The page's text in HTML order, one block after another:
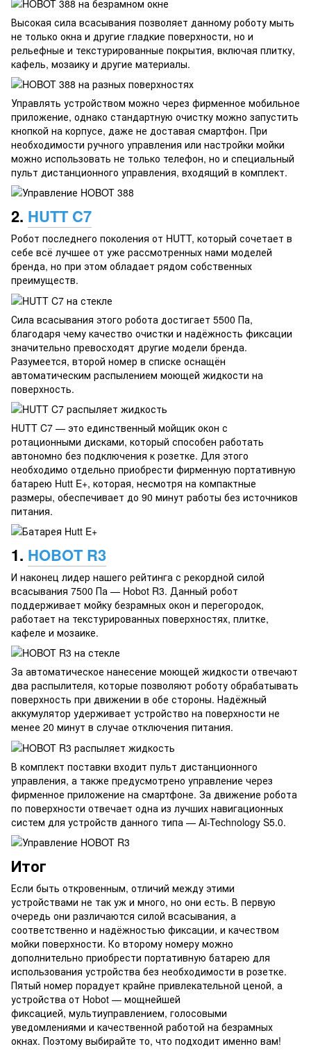
Высокая сила всасывания позволяет данному роботу мыть
не только окна и другие гладкие поверхности, но и
рельефные и текстурированные покрытия, включая плитку,
кафель, мозаику и другие материалы.
Управлять устройством можно через фирменное мобильное
приложение, однако стандартную очистку можно запустить
кнопкой на корпусе, даже не доставая смартфон. При
необходимости ручного управления или настройки мойки
можно использовать не только телефон, но и специальный
пульт дистанционного управления, входящий в комплект.
2. HUTT C7
Робот последнего поколения от HUTT, который сочетает в
себе всё лучшее от уже рассмотренных нами моделей
бренда, но при этом обладает рядом собственных
преимуществ.
Сила всасывания этого робота достигает 5500 Па,
благодаря чему качество очистки и надёжность фиксации
значительно превосходят другие модели бренда.
Разумеется, второй номер в списке оснащён
автоматическим распылением моющей жидкости на
поверхность.
HUTT C7 — это единственный мойщик окон с
ротационными дисками, который способен работать
автономно без подключения к розетке. Для этого
необходимо отдельно приобрести фирменную портативную
батарею Hutt E+, которая, несмотря на компактные
размеры, обеспечивает до 90 минут работы без источников
питания.
1. HOBOT R3
И наконец лидер нашего рейтинга с рекордной силой
всасывания 7500 Па — Hobot R3. Данный робот
поддерживает мойку безрамных окон и перегородок,
работает на текстурированных поверхностях, плитке,
кафеле и мозаике.
За автоматическое нанесение моющей жидкости отвечают
два распылителя, которые позволяют роботу обрабатывать
поверхность при движении в обе стороны. Надёжный
аккумулятор удерживает устройство на поверхности не
менее 20 минут в случае отключения питания.
В комплект поставки входит пульт дистанционного
управления, а также предусмотрено управление через
фирменное приложение на смартфоне. За движение робота
по поверхности отвечает одна из лучших навигационных
систем для устройств данного типа — Ai-Technology S5.0.
Итог
Если быть откровенным, отличий между этими
устройствами не так уж и много, но они есть. В первую
очередь они различаются силой всасывания, а
соответственно и надёжностью фиксации, и качеством
мойки поверхности. Ко второму номеру можно
дополнительно приобрести портативную батарею для
использования устройства без необходимости в розетке.
Пятый номер порадует крайне привлекательной ценой, а
устройства от Hobot — мощнейшей
фиксацией, мультиуправлением, голосовыми
уведомлениями и качественной работой на безрамных
окнах. Поэтому выбирайте то, что подходит именно вам!